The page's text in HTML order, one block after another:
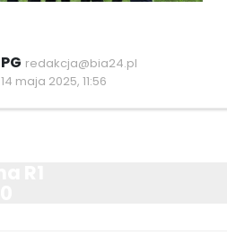
PG redakcja@bia24.pl
14 maja 2025, 11:56